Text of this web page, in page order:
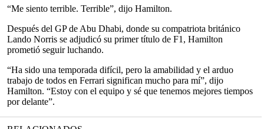
“Me siento terrible. Terrible”, dijo Hamilton.
Después del GP de Abu Dhabi, donde su compatriota británico
Lando Norris se adjudicó su primer título de F1, Hamilton
prometió seguir luchando.
“Ha sido una temporada difícil, pero la amabilidad y el arduo
trabajo de todos en Ferrari significan mucho para mí”, dijo
Hamilton. “Estoy con el equipo y sé que tenemos mejores tiempos
por delante”.